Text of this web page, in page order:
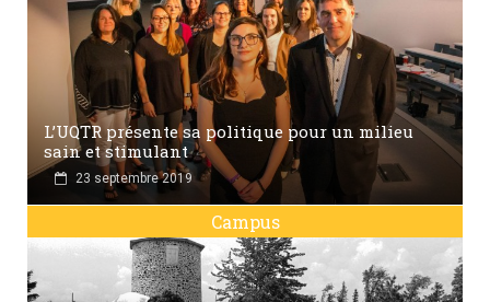
L’UQTR présente sa politique pour un milieu
sain et stimulant
23 septembre 2019
Campus